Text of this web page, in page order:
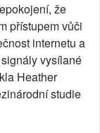
že
přístupem vůči
internetu a
vysílané
Heather
studie